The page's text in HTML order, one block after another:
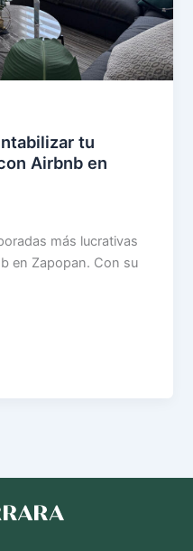
tu
Airbnb en
más lucrativas
en Zapopan. Con su